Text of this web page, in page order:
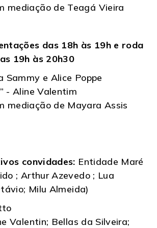
mediação de Teagá Vieira
das 18h às 19h e roda
19h às 20h30
Sammy e Alice Poppe
- Aline Valentim
mediação de Mayara Assis
convidades: Entidade Maré
; Arthur Azevedo ; Lua
Milu Almeida)
Valentin; Bellas da Silveira;